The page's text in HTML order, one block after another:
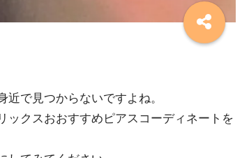
で見つからないですよね。
ックスおおすすめピアスコーディネートを